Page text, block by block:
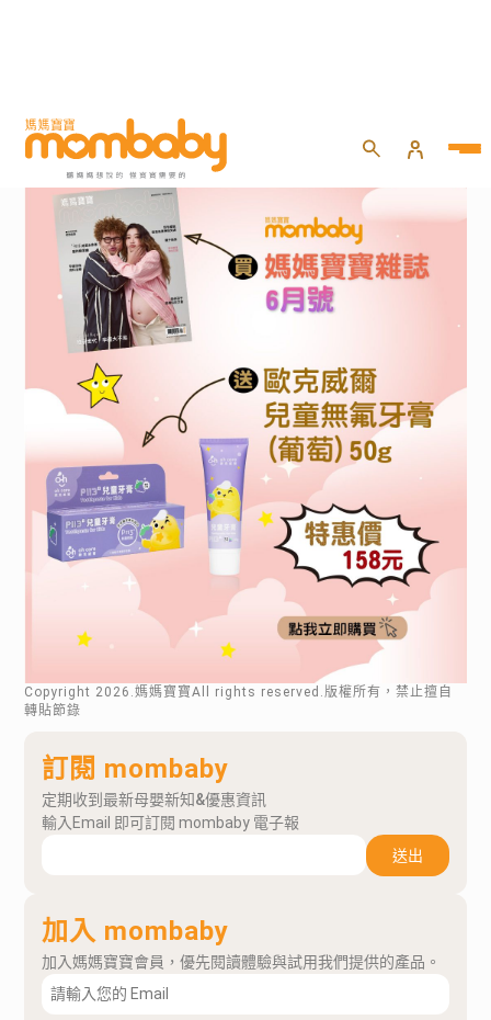
Copyright 2026 .媽媽寶寶All rights reserved.版權所有，禁止擅自
轉貼節錄
訂閱 mombaby
定期收到最新母嬰新知&優惠資訊
輸入Email 即可訂閱 mombaby 電子報
送出
加入 mombaby
加入媽媽寶寶會員，優先閱讀體驗與試用我們提供的產品。